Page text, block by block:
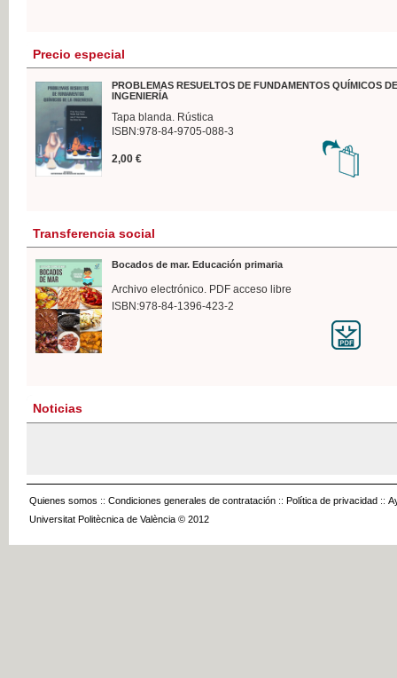
Precio especial
PROBLEMAS RESUELTOS DE FUNDAMENTOS QUÍMICOS
INGENIERÍA
Tapa blanda. Rústica
ISBN:978-84-9705-088-3
2,00 €
Transferencia social
Bocados de mar. Educación primaria
Archivo electrónico. PDF acceso libre
ISBN:978-84-1396-423-2
Noticias
Quienes somos :: Condiciones generales de contratación :: Política de privacidad ::
Universitat Politècnica de València © 2012